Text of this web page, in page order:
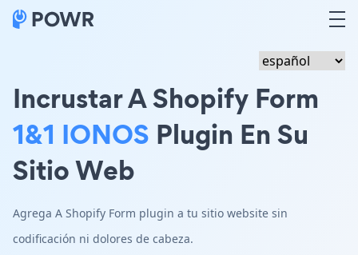
Incrustar A Shopify Form
1&1 IONOS Plugin En Su
Sitio Web
Agrega A Shopify Form plugin a tu sitio website sin
codificación ni dolores de cabeza.